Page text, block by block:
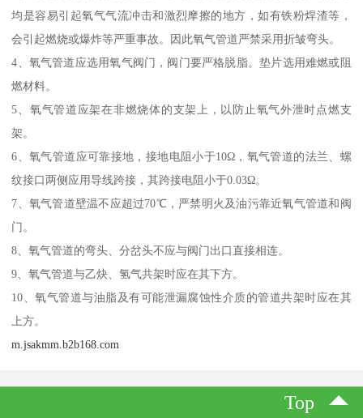
均是容易引起氧气气流冲击和激烈摩擦的地方，如有铁粉焊渣等，
会引起燃烧或爆炸等严重事故。因此氧气管道严禁采用折皱弯头。
4、氧气管道应选用氧气阀门，阀门要严格脱脂。垫片选用难燃或阻
燃材料。
5、氧气管道应架在非燃烧体的支架上，以防止氧气外泄时点燃支
架。
6、氧气管道应可靠接地，接地电阻小于10Ω，氧气管道的法兰、螺
纹接口两侧应用导线跨接，其跨接电阻小于0.03Ω。
7、氧气管道壁温不应超过70℃，严禁明火及油污靠近氧气管道和阀
门。
8、氧气管道的弯头、分岔头不应与阀门出口直接相连。
9、氧气管道与乙炔、氢气共架时应在其下方。
10、氧气管道与油脂及有可能泄漏腐蚀性介质的管道共架时应在其
上方。
m.jsakmm.b2b168.com
Top